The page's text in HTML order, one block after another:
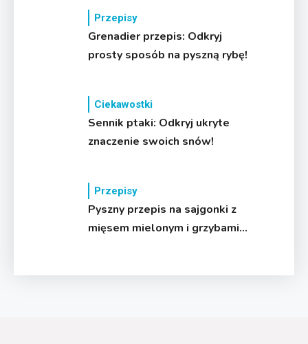
Przepisy
Grenadier przepis: Odkryj
prosty sposób na pyszną rybę!
Ciekawostki
Sennik ptaki: Odkryj ukryte
znaczenie swoich snów!
Przepisy
Pyszny przepis na sajgonki z
mięsem mielonym i grzybami